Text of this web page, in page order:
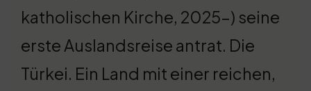
katholischen Kirche, 2025-) seine
erste Auslandsreise antrat. Die
Türkei. Ein Land mit einer reichen,